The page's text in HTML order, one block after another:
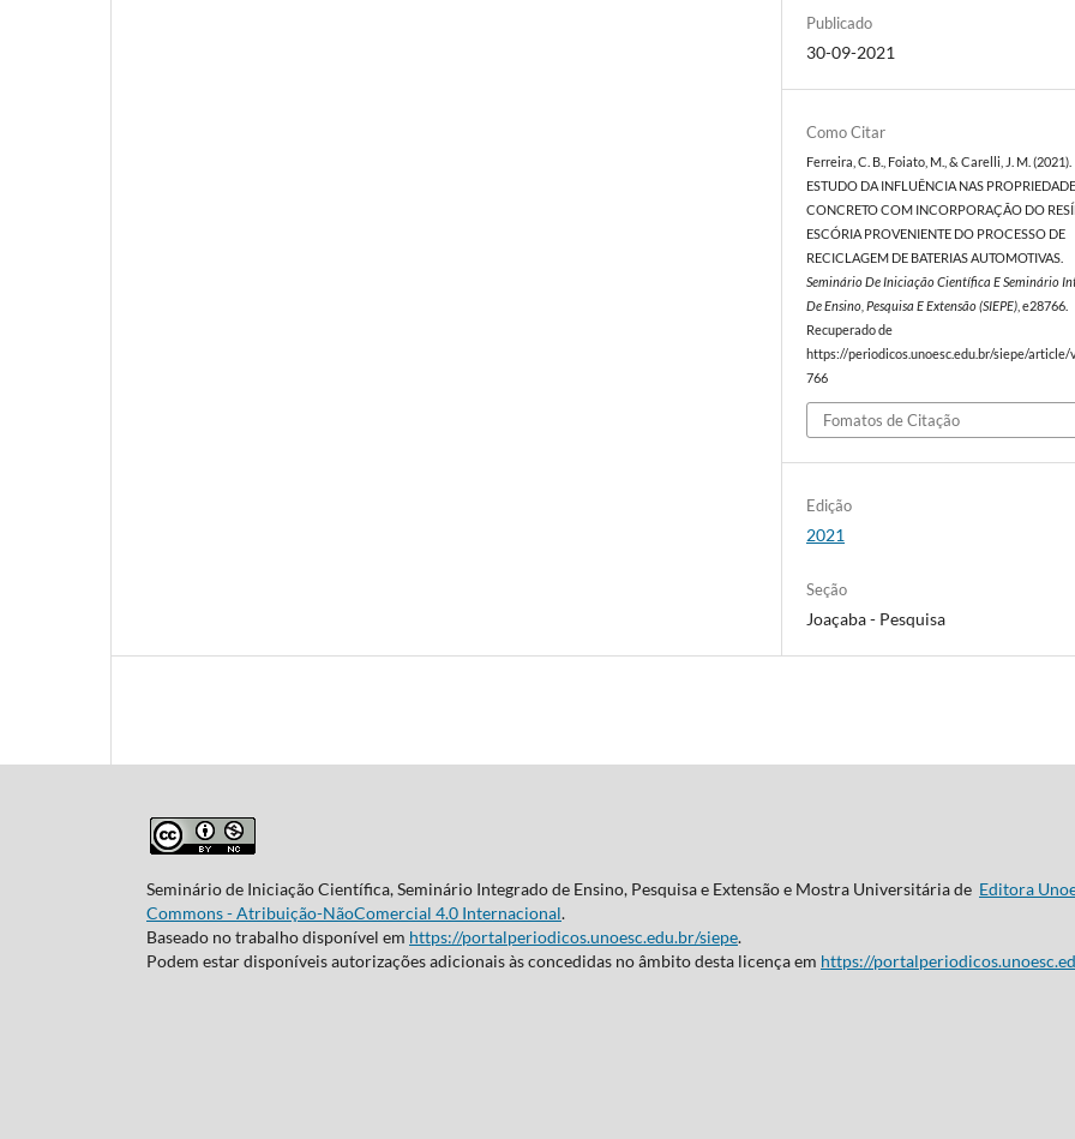
Publicado
30-09-2021
Como Citar
Ferreira, C. B., Foiato, M., & Carelli, J. M. (2021).
ESTUDO DA INFLUÊNCIA NAS
CONCRETO COM INCORPORAÇÃO DO
ESCÓRIA PROVENIENTE DO PROCESSO DE
RECICLAGEM DE BATERIAS AUTOMOTIVAS.
Seminário De Iniciação Científica E Seminário
De Ensino, Pesquisa E Extensão (SIEPE) , e28766.
Recuperado de
https://periodicos.unoesc.edu.br/siepe/
766
Fomatos de Citação
Edição
2021
Seção
Joaçaba - Pesquisa
Seminário de Iniciação Científica, Seminário Integrado de Ensino, Pesquisa e Extensão e Mostra Universitária de Editora
Commons - Atribuição-NãoComercial 4.0 Internacional.
Baseado no trabalho disponível em https://portalperiodicos.unoesc.edu.br/siepe.
Podem estar disponíveis autorizações adicionais às concedidas no âmbito desta licença em https://